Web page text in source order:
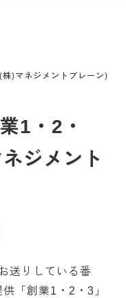
)マネジメントブレーン)
1・2・
ジメント
送りしている番
「創業1・2・3」